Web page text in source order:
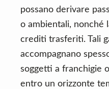
possano derivare
o ambientali, nonché
crediti trasferiti. Tali
accompagnano
soggetti a franchigie
entro un orizzonte